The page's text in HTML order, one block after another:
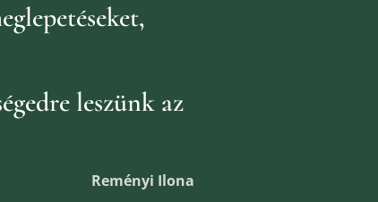
leszünk az
Reményi Ilona